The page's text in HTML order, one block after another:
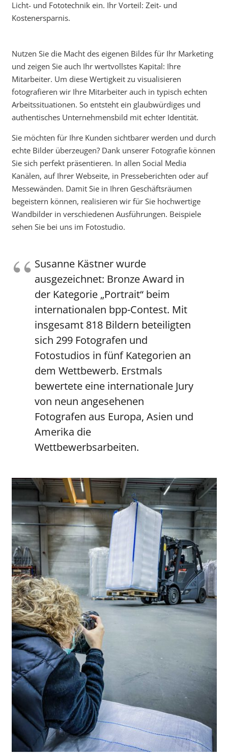
Licht- und Fototechnik ein. Ihr Vorteil: Zeit- und
Kostenersparnis.
Nutzen Sie die Macht des eigenen Bildes für Ihr Marketing
und zeigen Sie auch Ihr wertvollstes Kapital: Ihre
Mitarbeiter. Um diese Wertigkeit zu visualisieren
fotografieren wir Ihre Mitarbeiter auch in typisch echten
Arbeitssituationen. So entsteht ein glaubwürdiges und
authentisches Unternehmensbild mit echter Identität.
Sie möchten für Ihre Kunden sichtbarer werden und durch
echte Bilder überzeugen? Dank unserer Fotografie können
Sie sich perfekt präsentieren. In allen Social Media
Kanälen, auf Ihrer Webseite, in Presseberichten oder auf
Messewänden. Damit Sie in Ihren Geschäftsräumen
begeistern können, realisieren wir für Sie hochwertige
Wandbilder in verschiedenen Ausführungen. Beispiele
sehen Sie bei uns im Fotostudio.
Susanne Kästner wurde
ausgezeichnet: Bronze Award in
der Kategorie „Portrait“ beim
internationalen bpp-Contest. Mit
insgesamt 818 Bildern beteiligten
sich 299 Fotografen und
Fotostudios in fünf Kategorien an
dem Wettbewerb. Erstmals
bewertete eine internationale Jury
von neun angesehenen
Fotografen aus Europa, Asien und
Amerika die
Wettbewerbsarbeiten.